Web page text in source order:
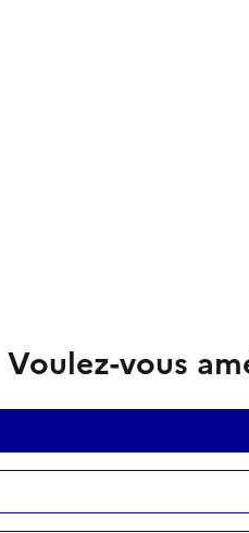
Voulez-vous